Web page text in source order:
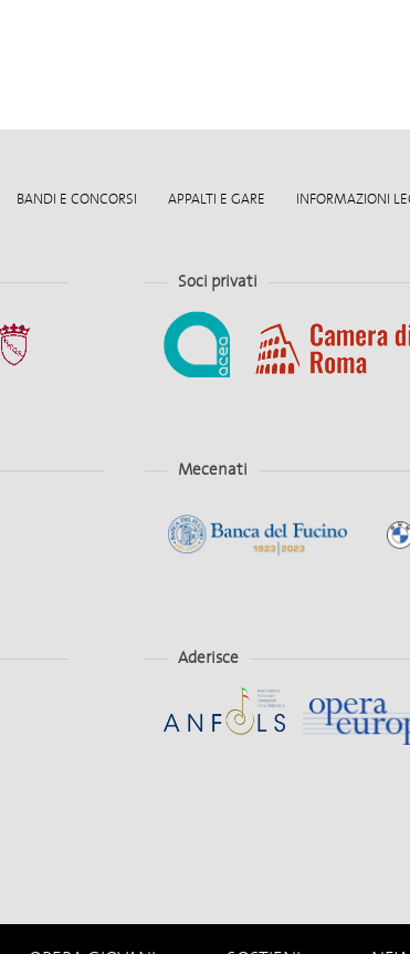
BANDI E CONCORSI APPALTI E GARE INFORMAZIONI
Soci privati
Mecenati
Aderisce